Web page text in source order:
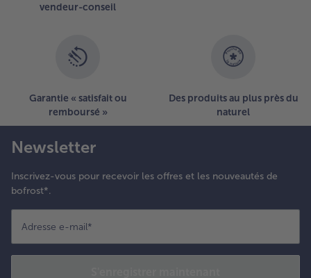
vendeur-conseil
Garantie « satisfait ou
remboursé »
Des produits au plus près du
naturel
Newsletter
Inscrivez-vous pour recevoir les offres et les nouveautés de
bofrost*.
Adresse e-mail*